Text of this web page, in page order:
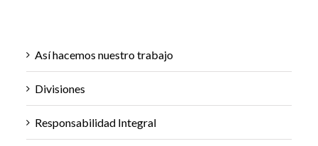
Así hacemos nuestro trabajo
Divisiones
Responsabilidad Integral